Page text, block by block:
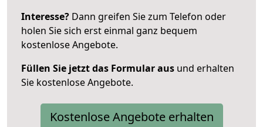
Interesse? Dann greifen Sie zum Telefon oder
holen Sie sich erst einmal ganz bequem
kostenlose Angebote.
Füllen Sie jetzt das Formular aus und erhalten
Sie kostenlose Angebote.
Kostenlose Angebote erhalten